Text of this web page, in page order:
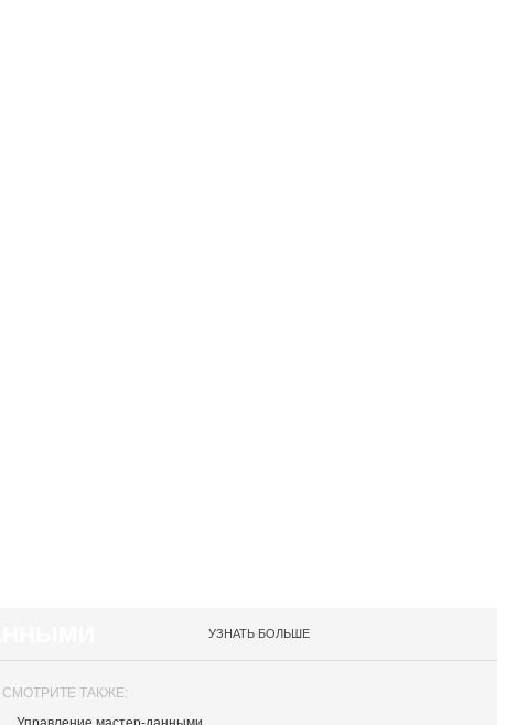
УЗНАТЬ БОЛЬШЕ
СМОТРИТЕ ТАКЖЕ: